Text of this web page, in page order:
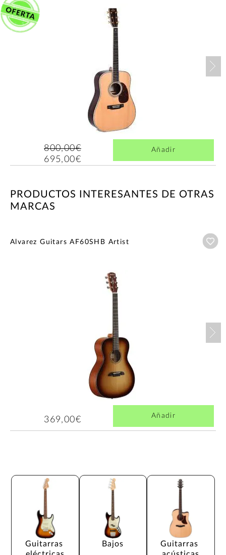
800,00€
695,00€
Añadir
PRODUCTOS INTERESANTES DE OTRAS
MARCAS
Alvarez Guitars AF60SHB Artist
369,00€ Añadir
Guitarras
Bajos
Guitarras